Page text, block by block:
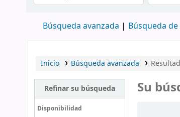
Búsqueda avanzada Búsqueda
Inicio Búsqueda avanzada
Refinar su búsqueda
Disponibilidad
Su